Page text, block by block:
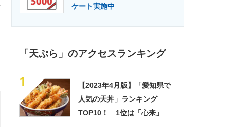
ケート実施中
「天ぷら」のアクセスランキング
1
【2023年4月版】「愛知県で
人気の天丼」ランキング
TOP10！ 1位は「心来」